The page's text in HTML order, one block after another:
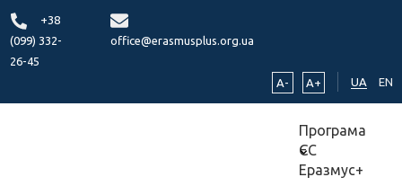
+38
(099) 332-
26-45
office@erasmusplus.org.ua
A- A+ UA EN
Програма
ЄС
Еразмус+